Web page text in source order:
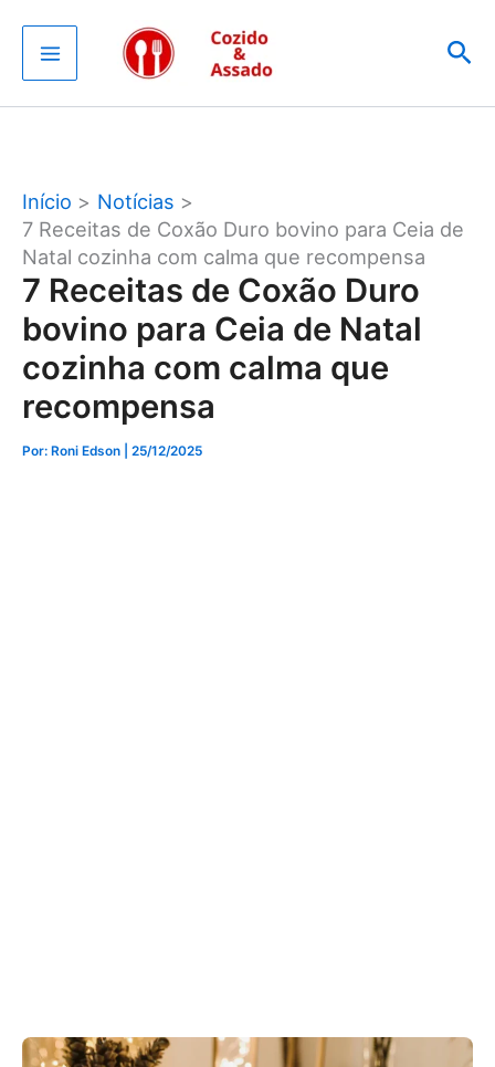
para
conteúdo
Início
Notícias
7 Receitas de Coxão Duro bovino para Ceia de
Natal cozinha com calma que recompensa
7 Receitas de Coxão Duro
bovino para Ceia de Natal
cozinha com calma que
recompensa
Por: Roni Edson | 25/12/2025